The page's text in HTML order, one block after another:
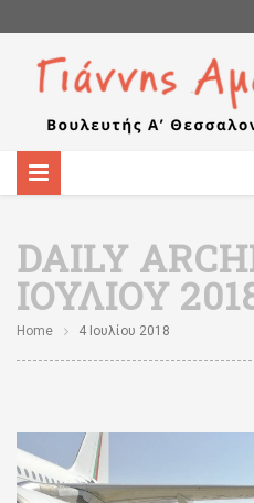
DAILY
ΙΟΥΛΊΟΥ
Home 4 Ιουλίου 2018